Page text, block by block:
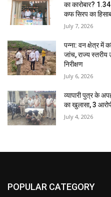
का कारोबार?
कफ सिरप का
July 7, 2026
पन्ना: वन क्षेत्र
जांच, राज्य
निरीक्षण
July 6, 2026
व्यापारी पुत्र के
का खुलासा, 3
July 4, 2026
POPULAR CATEGORY